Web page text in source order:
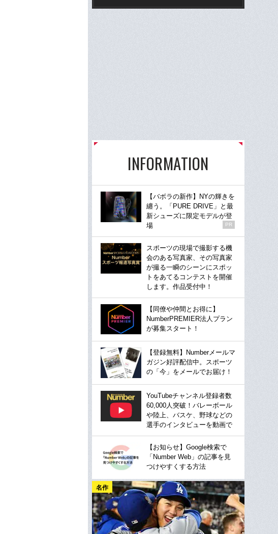
INFORMATION
【バボラの新作】NYの輝きを
纏う。「PURE DRIVE」と最
新シューズに限定モデルが登
場
PR
スポーツの現場で撮影する機
会のある写真家、その写真家
が撮る一瞬のシーンにスポッ
トをあてるコンテストを開催
します。作品受付中！
【同僚や仲間とお得に】
NumberPREMIER法人プラン
が募集スタート！
【登録無料】Numberメールマ
ガジン好評配信中。スポーツ
の「今」をメールでお届け！
YouTubeチャンネル登録者数
60,000人突破！バレーボール
や陸上、バスケ、野球などの
選手のインタビューを動画で
【お知らせ】Google検索で
「Number Web」の記事を見
つけやすくする方法
名作